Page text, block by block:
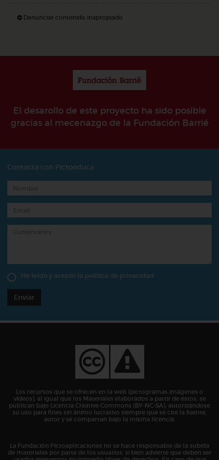
Denunciar contenido inapropiado
El desarollo de este proyecto ha sido posible
gracias al mecenazgo de la Fundación Barrié
Contacta con Pictoeduca
He leído y acepto la política de privacidad
Enviar
Los recursos que se ofrecen en la web (pictogramas,imágenes o
vídeos), al igual que los Materiales elaborados a partir de éstos, se
publican bajo Licencia Creative Commons (BY-NC-SA), autorizándose
su uso para fines sin ánimo lucrativo siempre que se cite la fuente,
autor y se compartan bajo la misma licencia.
La Fundación Pictoaplicaciones no se hace responsable de la subida
de materiales por parte de los usuarios, si bien advierte que deben ser